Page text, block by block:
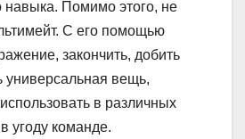
навыка. Помимо этого, не
С его помощью
закончить, добить
универсальная вещь,
в различных
угоду команде.